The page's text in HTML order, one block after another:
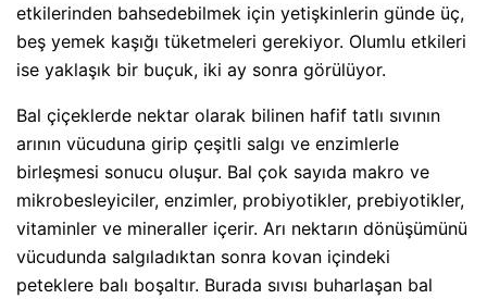
etkilerinden bahsedebilmek için yetişkinlerin günde üç,
beş yemek kaşığı tüketmeleri gerekiyor. Olumlu etkileri
ise yaklaşık bir buçuk, iki ay sonra görülüyor.
Bal çiçeklerde nektar olarak bilinen hafif tatlı sıvının
arının vücuduna girip çeşitli salgı ve enzimlerle
birleşmesi sonucu oluşur. Bal çok sayıda makro ve
mikrobesleyiciler, enzimler, probiyotikler, prebiyotikler,
vitaminler ve mineraller içerir. Arı nektarın dönüşümünü
vücudunda salgıladıktan sonra kovan içindeki
peteklere balı boşaltır. Burada sıvısı buharlaşan bal